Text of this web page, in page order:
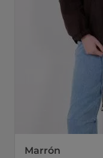
Marrón